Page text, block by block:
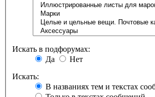
Искать в подфорумах:
Да
Нет
Искать:
В названиях тем и текстах